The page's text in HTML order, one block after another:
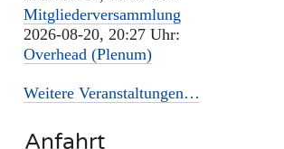
Mitgliederversammlung
2026-08-20, 20:27 Uhr:
Overhead (Plenum)
Weitere Veranstaltungen…
Anfahrt